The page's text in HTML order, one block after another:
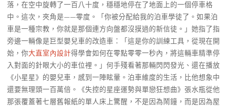
落，在空中旋轉了一百八十度，穩穩地停在了地面上的一個停車格
中。這次，夾角是——零度。「你被分配給我的泊車學徒了。如果泊
車是一種宗教，你就是那個連方向盤都沒摸過的新信徒。」她指了指
旁邊一輛像是巨型嬰兒車的改造車：「這是你的訓練工具，從現在開
始，你大直室內設計得學會如何在零點零零一秒內，將這輛車精準停
入對面的針眼大小的車位裡。」何手殘看著那輛閃閃發光、還在播放
《小星星》的嬰兒車，感到一陣眩暈。泊車維度的生活，比他想象中
還要無理頭一百萬倍。《失控的星座運勢與單戀狂想曲》張水瓶從他
那張覆蓋著七層舊報紙的單人床上驚醒，不是因為鬧鐘，而是因為屋